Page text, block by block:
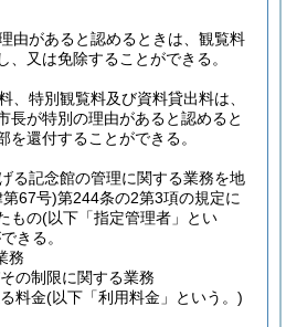
由があると認めるときは、観覧料
、又は免除することができる。
、特別観覧料及び資料貸出料は、
長が特別の理由があると認めると
を還付することができる。
る記念館の管理に関する業務を地
67号)第244条の2第3項の規定に
もの(以下「指定管理者」とい
きる。
務
の制限に関する業務
料金(以下「利用料金」という。)